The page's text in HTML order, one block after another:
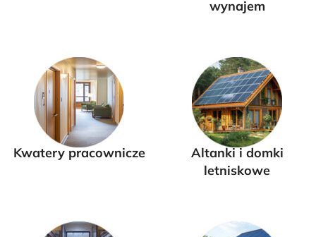
wynajem
Kwatery pracownicze
Altanki i domki
letniskowe